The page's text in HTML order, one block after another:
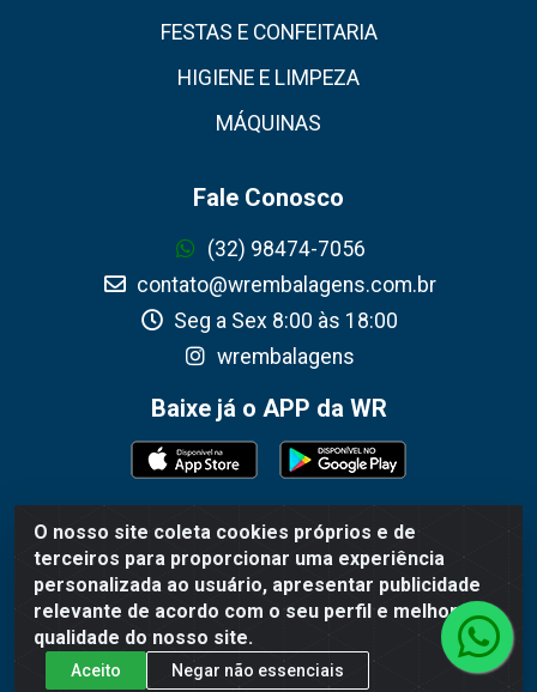
O nosso site coleta cookies próprios e de
terceiros para proporcionar uma experiência
personalizada ao usuário, apresentar publicidade
relevante de acordo com o seu perfil e melhorar a
qualidade do nosso site.
Aceito Negar não essenciais
FESTAS E CONFEITARIA
HIGIENE E LIMPEZA
MÁQUINAS
Fale Conosco
(32) 98474-7056
contato@wrembalagens.com.br
Seg a Sex 8:00 às 18:00
wrembalagens
Baixe já o APP da WR
WR Embalagens - R. Cel. Teodoro Gomes de Araújo, 1360 -
Grogotó - Barbacena / MG - CEP 36202-628 - CNPJ
02.692.206/0001-55